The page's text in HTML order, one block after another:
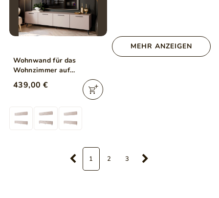
Wohnwand für das
Wohnzimmer auf
Schwarzen Metallbeinen
Noaé Kaschmir
439,00 €
MEHR ANZEIGEN
1 2 3